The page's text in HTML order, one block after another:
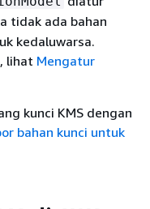
tidak ada bahan
kedaluwarsa.
lihat Mengatur
kunci KMS dengan
bahan kunci untuk